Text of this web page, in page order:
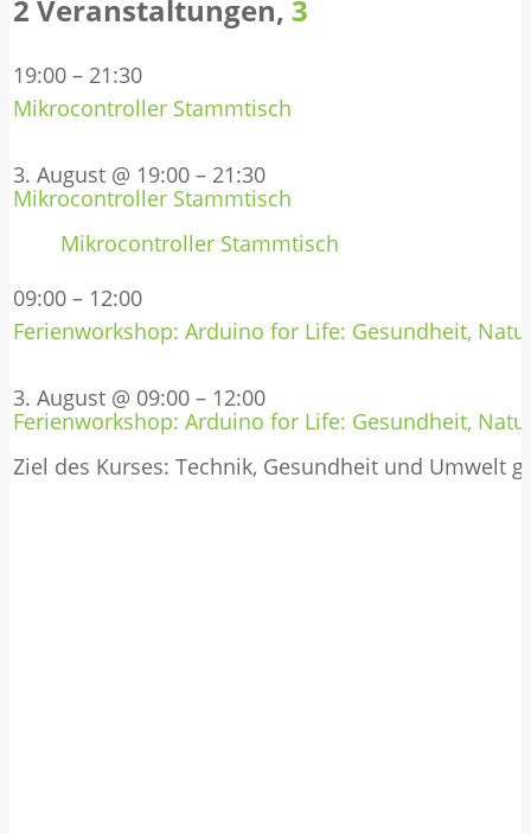
2 Veranstaltungen, 3
19:00 – 21:30
Mikrocontroller Stammtisch
3. August @ 19:00 – 21:30
Mikrocontroller Stammtisch
Mikrocontroller Stammtisch
09:00 – 12:00
Ferienworkshop: Arduino for Life: Gesundheit,
3. August @ 09:00 – 12:00
Ferienworkshop: Arduino for Life: Gesundheit,
Ziel des Kurses: Technik, Gesundheit und Umwelt